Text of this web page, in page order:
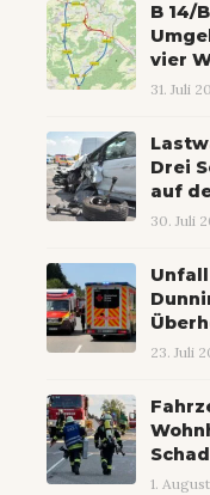
B 14/
vier
31. Juli
Drei
auf
30. Juli
23. Juli
1.